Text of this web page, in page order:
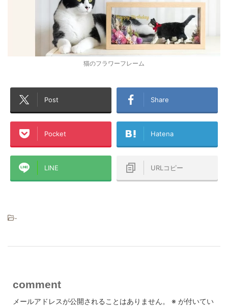
猫のフラワーフレーム
Post Share
Pocket Hatena
LINE URLコピー
-
comment
メールアドレスが公開されることはありません。 ※ が付いてい